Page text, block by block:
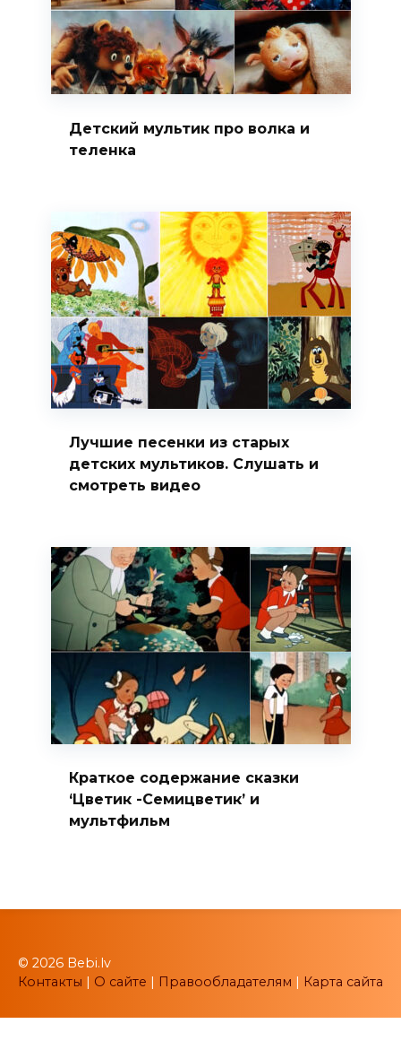
Детский мультик про волка и
теленка
Лучшие песенки из старых
детских мультиков. Слушать и
смотреть видео
Краткое содержание сказки
‘Цветик -Семицветик’ и
мультфильм
© 2026 Bebi.lv
Контакты
О сайте Правообладателям Карта сайта